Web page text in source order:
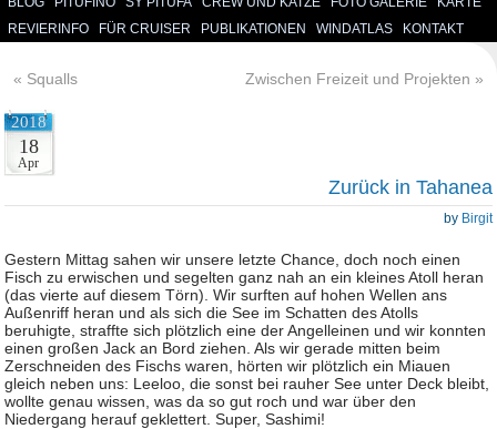
REVIERINFO
FÜR CRUISER PUBLIKATIONEN WINDATLAS KONTAKT
« Squalls Zwischen Freizeit und Projekten »
2018
18
Apr
Zurück in Tahanea
by Birgit
Gestern Mittag sahen wir unsere letzte Chance, doch noch einen
Fisch zu erwischen und segelten ganz nah an ein kleines Atoll heran
(das vierte auf diesem Törn). Wir surften auf hohen Wellen ans
Außenriff heran und als sich die See im Schatten des Atolls
beruhigte, straffte sich plötzlich eine der Angelleinen und wir konnten
einen großen Jack an Bord ziehen. Als wir gerade mitten beim
Zerschneiden des Fischs waren, hörten wir plötzlich ein Miauen
gleich neben uns: Leeloo, die sonst bei rauher See unter Deck bleibt,
wollte genau wissen, was da so gut roch und war über den
Niedergang herauf geklettert. Super, Sashimi!